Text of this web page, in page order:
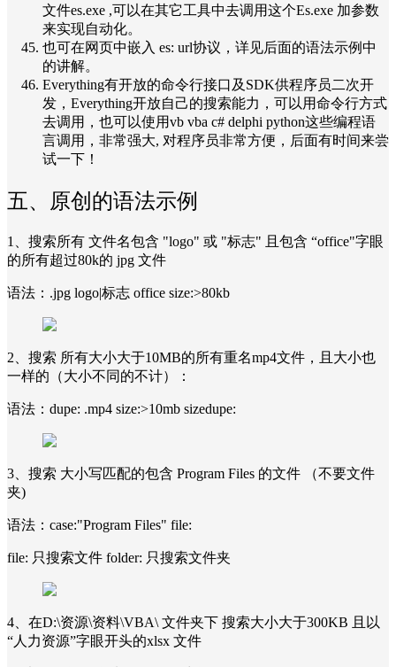
文件es.exe ,可以在其它工具中去调用这个Es.exe 加参数
来实现自动化。
也可在网页中嵌入 es: url协议，详见后面的语法示例中
的讲解。
Everything有开放的命令行接口及SDK供程序员二次开
发，Everything开放自己的搜索能力，可以用命令行方式
去调用，也可以使用vb vba c# delphi python这些编程语
言调用，非常强大, 对程序员非常方便，后面有时间来尝
试一下！
五、原创的语法示例
1、搜索所有 文件名包含 "logo" 或 "标志" 且包含 “office"字眼
的所有超过80k的 jpg 文件
语法：.jpg logo|标志 office size:>80kb
2、搜索 所有大小大于10MB的所有重名mp4文件，且大小也
一样的（大小不同的不计）：
语法：dupe: .mp4 size:>10mb sizedupe:
3、搜索 大小写匹配的包含 Program Files 的文件 （不要文件
夹)
语法：case:"Program Files" file:
file: 只搜索文件 folder: 只搜索文件夹
4、在D:\资源\资料\VBA\ 文件夹下 搜索大小大于300KB 且以
“人力资源”字眼开头的xlsx 文件